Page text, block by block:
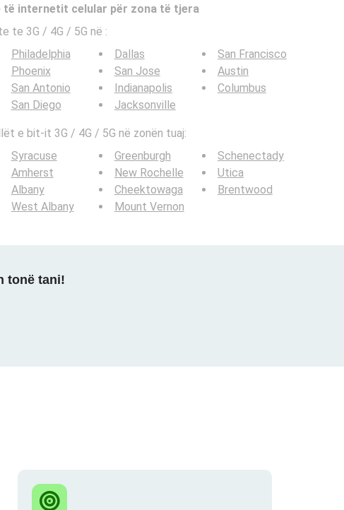
të internetit celular për zona të tjera
te 3G / 4G / 5G në :
Philadelphia
Phoenix
San Antonio
San Diego
Dallas
San Jose
Indianapolis
Jacksonville
San Francisco
Austin
Columbus
e bit-it 3G / 4G / 5G në zonën tuaj:
Syracuse
Amherst
Albany
West Albany
Greenburgh
New Rochelle
Cheektowaga
Mount Vernon
Schenectady
Utica
Brentwood
tonë tani!